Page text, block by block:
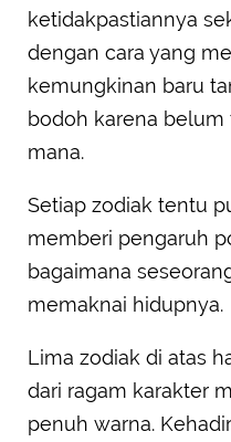
ketidakpastiannya
dengan cara yang
kemungkinan baru
bodoh karena belum
mana.
Setiap zodiak tentu
memberi pengaruh
bagaimana
memaknai hidupnya.
Lima zodiak di atas
dari ragam karakter
penuh warna.